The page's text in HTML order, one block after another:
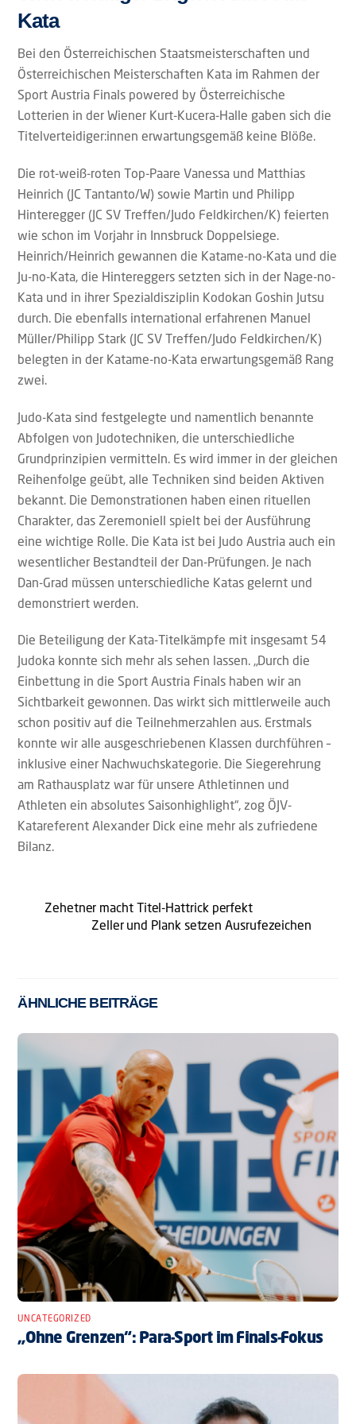
Kata
Bei den Österreichischen Staatsmeisterschaften und
Österreichischen Meisterschaften Kata im Rahmen der
Sport Austria Finals powered by Österreichische
Lotterien in der Wiener Kurt-Kucera-Halle gaben sich die
Titelverteidiger:innen erwartungsgemäß keine Blöße.
Die rot-weiß-roten Top-Paare Vanessa und Matthias
Heinrich (JC Tantanto/W) sowie Martin und Philipp
Hinteregger (JC SV Treffen/Judo Feldkirchen/K) feierten
wie schon im Vorjahr in Innsbruck Doppelsiege.
Heinrich/Heinrich gewannen die Katame-no-Kata und die
Ju-no-Kata, die Hintereggers setzten sich in der Nage-no-
Kata und in ihrer Spezialdisziplin Kodokan Goshin Jutsu
durch. Die ebenfalls international erfahrenen Manuel
Müller/Philipp Stark (JC SV Treffen/Judo Feldkirchen/K)
belegten in der Katame-no-Kata erwartungsgemäß Rang
zwei.
Judo-Kata sind festgelegte und namentlich benannte
Abfolgen von Judotechniken, die unterschiedliche
Grundprinzipien vermitteln. Es wird immer in der gleichen
Reihenfolge geübt, alle Techniken sind beiden Aktiven
bekannt. Die Demonstrationen haben einen rituellen
Charakter, das Zeremoniell spielt bei der Ausführung
eine wichtige Rolle. Die Kata ist bei Judo Austria auch ein
wesentlicher Bestandteil der Dan-Prüfungen. Je nach
Dan-Grad müssen unterschiedliche Katas gelernt und
demonstriert werden.
Die Beteiligung der Kata-Titelkämpfe mit insgesamt 54
Judoka konnte sich mehr als sehen lassen. „Durch die
Einbettung in die Sport Austria Finals haben wir an
Sichtbarkeit gewonnen. Das wirkt sich mittlerweile auch
schon positiv auf die Teilnehmerzahlen aus. Erstmals
konnte wir alle ausgeschriebenen Klassen durchführen –
inklusive einer Nachwuchskategorie. Die Siegerehrung
am Rathausplatz war für unsere Athletinnen und
Athleten ein absolutes Saisonhighlight“, zog ÖJV-
Katareferent Alexander Dick eine mehr als zufriedene
Bilanz.
Zehetner macht Titel-Hattrick perfekt
Zeller und Plank setzen Ausrufezeichen
ÄHNLICHE BEITRÄGE
UNCATEGORIZED
„Ohne Grenzen“: Para-Sport im Finals-Fokus